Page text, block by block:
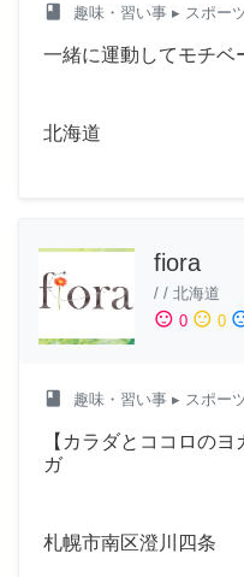
class 趣味・習い事 ▸ スポー
一緒に運動してモチベ
北海道
fiora
/ / 北海道
sentiment_satisfied 0 sentiment_neutral 0
class 趣味・習い事 ▸ スポー
【カラダとココロの
ガ
札幌市南区澄川四条